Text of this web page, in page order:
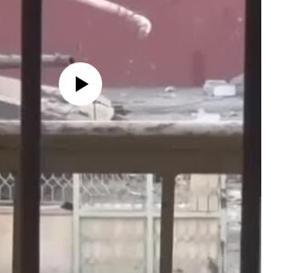
source currently available